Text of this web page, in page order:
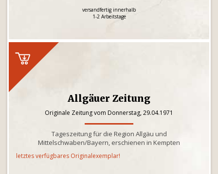
versandfertig innerhalb
1-2 Arbeitstage
Allgäuer Zeitung
Originale Zeitung vom Donnerstag, 29.04.1971
Tageszeitung für die Region Allgäu und
Mittelschwaben/Bayern, erschienen in Kempten
letztes verfügbares Originalexemplar!